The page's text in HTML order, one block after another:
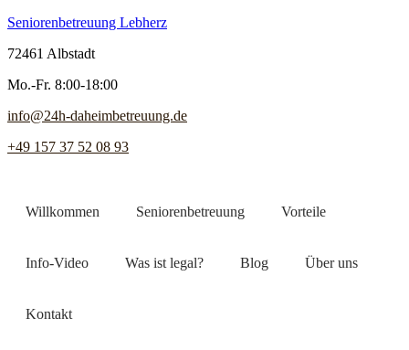
Seniorenbetreuung Lebherz
72461 Albstadt
Mo.-Fr. 8:00-18:00
info@24h-daheimbetreuung.de
+49 157 37 52 08 93
Willkommen Seniorenbetreuung Vorteile
Info-Video Was ist legal? Blog Über uns
Kontakt